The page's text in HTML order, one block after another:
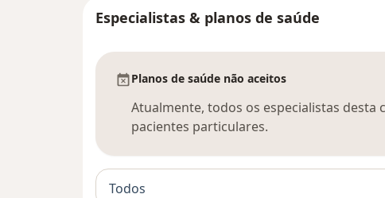
Especialistas & planos de saúde
Planos de saúde não aceitos
Atualmente, todos os especialistas desta
pacientes particulares.
Todos